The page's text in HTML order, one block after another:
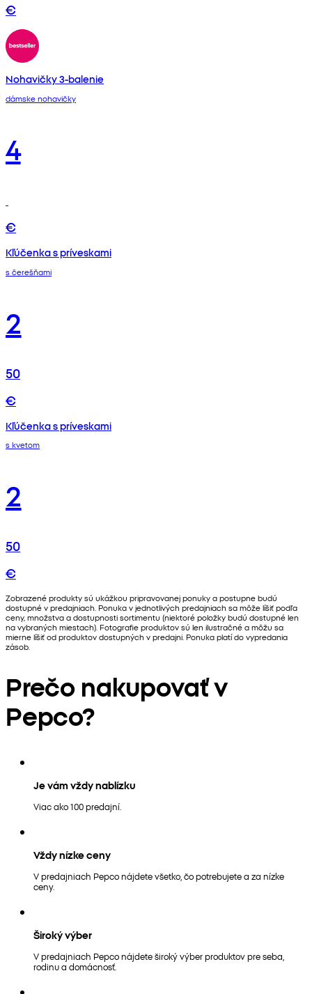
€
Nohavičky 3-balenie
dámske nohavičky
4
€
Kľúčenka s príveskami
s čerešňami
2
50
€
Kľúčenka s príveskami
s kvetom
2
50
€
Zobrazené produkty sú ukážkou pripravovanej ponuky a postupne budú
dostupné v predajniach. Ponuka v jednotlivých predajniach sa môže líšiť podľa
ceny, množstva a dostupnosti sortimentu (niektoré položky budú dostupné len
na vybraných miestach). Fotografie produktov sú len ilustračné a môžu sa
mierne líšiť od produktov dostupných v predajni. Ponuka platí do vypredania
zásob.
Prečo nakupovať v
Pepco?
Je vám vždy nablízku
Viac ako 100 predajní.
Vždy nízke ceny
V predajniach Pepco nájdete všetko, čo potrebujete a za nízke
ceny.
Široký výber
V predajniach Pepco nájdete široký výber produktov pre seba,
rodinu a domácnosť.